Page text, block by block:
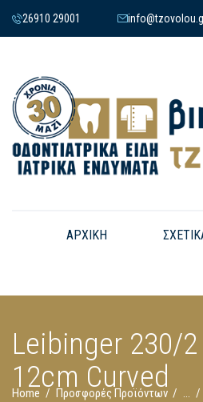
26910 29001
ΑΡΧΙΚΗ
Leibinger 230/
12cm Curved
Home Προσφορές Προϊόντων ...